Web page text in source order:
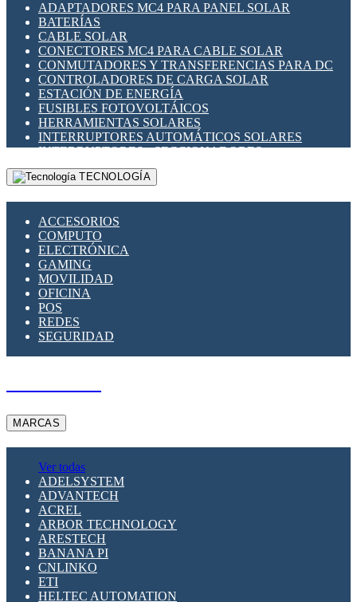
ADAPTADORES MC4 PARA PANEL SOLAR
BATERÍAS
CABLE SOLAR
CONECTORES MC4 PARA CABLE SOLAR
CONMUTADORES Y TRANSFERENCIAS PARA DC
CONTROLADORES DE CARGA SOLAR
ESTACIÓN DE ENERGÍA
FUSIBLES FOTOVOLTÁICOS
HERRAMIENTAS SOLARES
INTERRUPTORES AUTOMÁTICOS SOLARES
INTERRUPTORES - SECCIONADORES
FOTOVOLTÁICOS
MONTAJE PANEL SOLAR
SUPRESOR DE TRANSIENTES SPDS PARA
APLICACIONES FOTOVOLTAICAS
TECNOLOGÍA
ACCESORIOS
COMPUTO
ELECTRÓNICA
GAMING
MOVILIDAD
OFICINA
POS
REDES
SEGURIDAD
MARCAS
Ver todas
ADELSYSTEM
ADVANTECH
ACREL
ARBOR TECHNOLOGY
ARESTECH
BANANA PI
CNLINKO
ETI
HELTEC AUTOMATION